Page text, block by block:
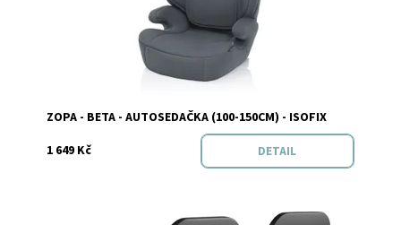
ZOPA - BETA - AUTOSEDAČKA (100-150CM) - ISOFIX
1 649 Kč
DETAIL